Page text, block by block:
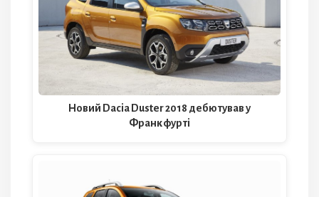
Новий Dacia Duster 2018 дебютував у
Франкфурті